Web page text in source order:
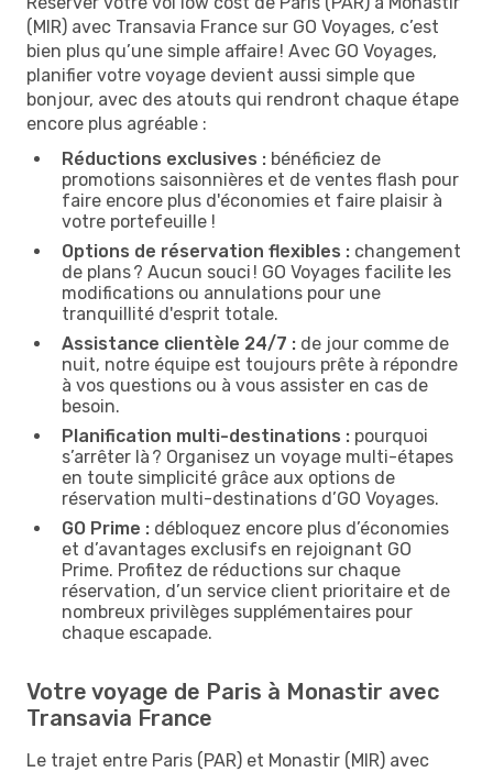
(MIR) avec Transavia France sur GO Voyages, c’est
bien plus qu’une simple affaire ! Avec GO Voyages,
planifier votre voyage devient aussi simple que
bonjour, avec des atouts qui rendront chaque étape
encore plus agréable :
Réductions exclusives : bénéficiez de
promotions saisonnières et de ventes flash pour
faire encore plus d'économies et faire plaisir à
votre portefeuille !
Options de réservation flexibles : changement
de plans ? Aucun souci ! GO Voyages facilite les
modifications ou annulations pour une
tranquillité d'esprit totale.
Assistance clientèle 24/7 : de jour comme de
nuit, notre équipe est toujours prête à répondre
à vos questions ou à vous assister en cas de
besoin.
Planification multi-destinations : pourquoi
s’arrêter là ? Organisez un voyage multi-étapes
en toute simplicité grâce aux options de
réservation multi-destinations d’GO Voyages.
GO Prime : débloquez encore plus d’économies
et d’avantages exclusifs en rejoignant GO
Prime. Profitez de réductions sur chaque
réservation, d’un service client prioritaire et de
nombreux privilèges supplémentaires pour
chaque escapade.
Votre voyage de Paris à Monastir avec
Transavia France
Le trajet entre Paris (PAR) et Monastir (MIR) avec